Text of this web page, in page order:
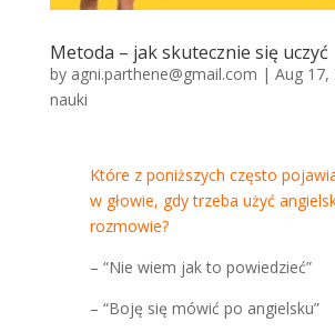
Metoda – jak skutecznie się uczyć
by agni.parthene@gmail.com | Aug 17,
nauki
Które z poniższych często
w głowie, gdy trzeba użyć
rozmowie?
– “Nie wiem jak to powiedzieć”
– “Boję się mówić po angielsku”